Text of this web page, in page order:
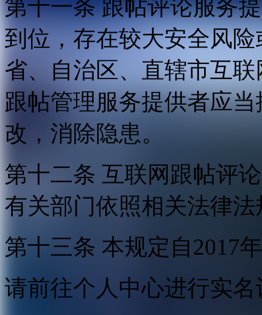
第十一条 跟帖评论服务
到位，存在较大安全风
省、自治区、直辖市互
跟帖管理服务提供者应
改，消除隐患。
第十二条 互联网跟帖评
有关部门依照相关法律
第十三条 本规定自2017
请前往个人中心进行实名